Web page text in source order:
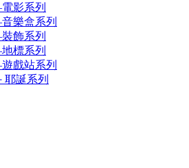
影系列
樂盒系列
飾系列
標系列
戲站系列
耶誕系列